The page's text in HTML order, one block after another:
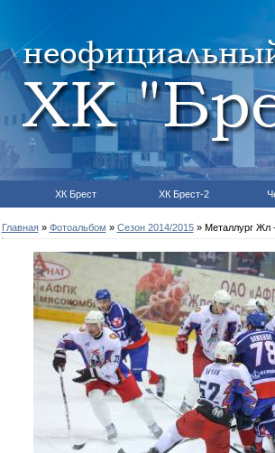
ХК Брест ХК Брест-2
Главная» Фотоальбом » Сезон 2014/2015» Металлург Жл